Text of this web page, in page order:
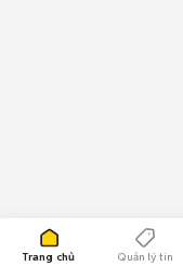
Trang chủ Quản lý tin